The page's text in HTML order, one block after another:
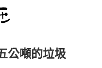
公噸的垃圾